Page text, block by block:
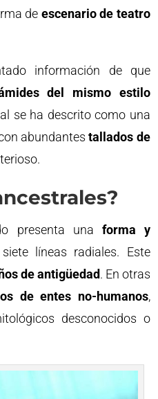
de escenario de teatro
información de que
del mismo estilo
se ha descrito como una
abundantestallados de
presenta una forma y
líneas radiales. Este
de antigüedad. En otras
de entes no-humanos,
desconocidos o